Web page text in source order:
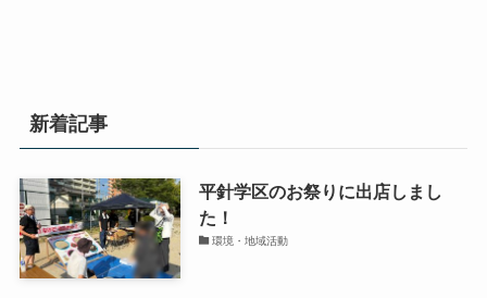
新着記事
平針学区のお祭りに出店しまし
た！
環境・地域活動